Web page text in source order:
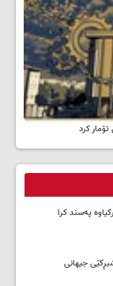
کرد
پەسند کرا
٤١ فینالیستی پێشبڕکێی جیهانی